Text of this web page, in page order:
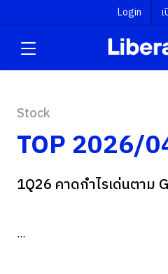
Login
Stock
TOP 2026/
1Q26 คาดกำไรเด่นตาม
...